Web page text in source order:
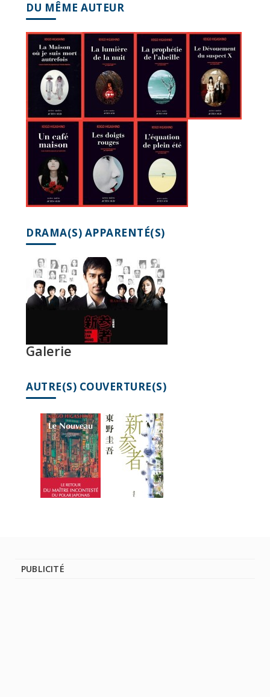
DU MÊME AUTEUR
DRAMA(S) APPARENTÉ(S)
Galerie
AUTRE(S) COUVERTURE(S)
PUBLICITÉ